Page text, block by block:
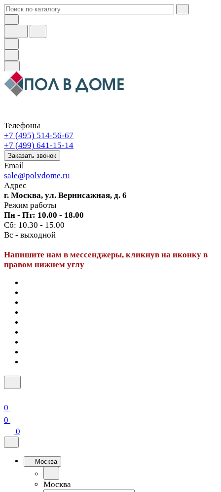
Телефоны
+7 (495) 514-56-67
+7 (499) 641-15-14
Заказать звонок
Email
sale@polvdome.ru
Адрес
г. Москва, ул. Вернисажная, д. 6
Режим работы
Пн - Пт: 10.00 - 18.00
Сб: 10.30 - 15.00
Вс - выходной
Напишите нам в мессенджеры, кликнув на иконку в
правом нижнем углу
0
0
0
Москва
Москва